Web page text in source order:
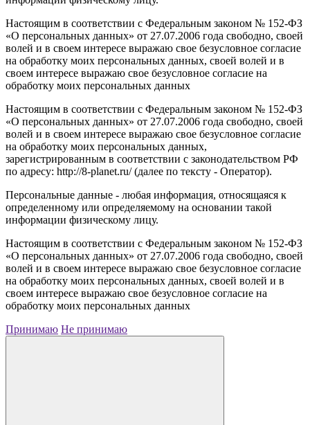
Настоящим в соответствии с Федеральным законом № 152-ФЗ
«О персональных данных» от 27.07.2006 года свободно, своей
волей и в своем интересе выражаю свое безусловное согласие
на обработку моих персональных данных, своей волей и в
своем интересе выражаю свое безусловное согласие на
обработку моих персональных данных
Настоящим в соответствии с Федеральным законом № 152-ФЗ
«О персональных данных» от 27.07.2006 года свободно, своей
волей и в своем интересе выражаю свое безусловное согласие
на обработку моих персональных данных,
зарегистрированным в соответствии с законодательством РФ
по адресу: http://8-planet.ru/ (далее по тексту - Оператор).
Персональные данные - любая информация, относящаяся к
определенному или определяемому на основании такой
информации физическому лицу.
Настоящим в соответствии с Федеральным законом № 152-ФЗ
«О персональных данных» от 27.07.2006 года свободно, своей
волей и в своем интересе выражаю свое безусловное согласие
на обработку моих персональных данных, своей волей и в
своем интересе выражаю свое безусловное согласие на
обработку моих персональных данных
Принимаю Не принимаю